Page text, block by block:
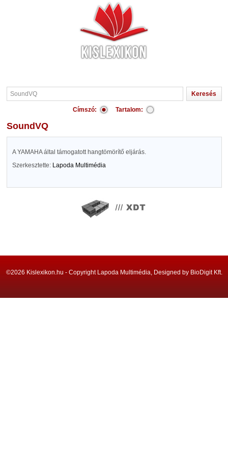
Címszó: Tartalom:
SoundVQ
A YAMAHA által támogatott hangtömörítő eljárás.
Szerkesztette: Lapoda Multimédia
©2026 Kislexikon.hu - Copyright Lapoda Multimédia, Designed by BioDigit Kft.